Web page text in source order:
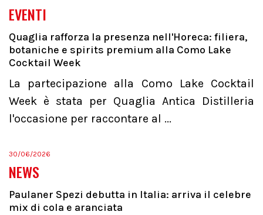
EVENTI
Quaglia rafforza la presenza nell'Horeca: filiera,
botaniche e spirits premium alla Como Lake
Cocktail Week
La partecipazione alla Como Lake Cocktail
Week è stata per Quaglia Antica Distilleria
l'occasione per raccontare al ...
30/06/2026
NEWS
Paulaner Spezi debutta in Italia: arriva il celebre
mix di cola e aranciata